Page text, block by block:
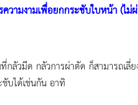
วามงามเพื่อยกกระชับใบหน้า (ไม่
ลัวมีด กลัวการผ่าตัด ก็สามารถเลี่
บได้เช่นกัน อาทิ